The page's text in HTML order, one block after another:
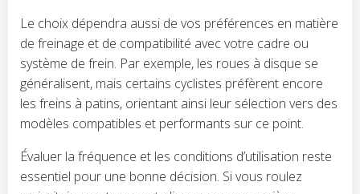
Le choix dépendra aussi de vos préférences en matière
de freinage et de compatibilité avec votre cadre ou
système de frein. Par exemple, les roues à disque se
généralisent, mais certains cyclistes préfèrent encore
les freins à patins, orientant ainsi leur sélection vers des
modèles compatibles et performants sur ce point.
Évaluer la fréquence et les conditions d’utilisation reste
essentiel pour une bonne décision. Si vous roulez